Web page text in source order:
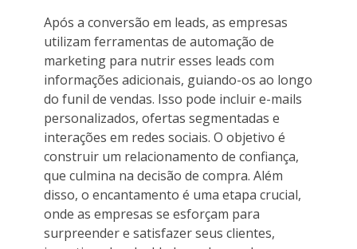
Após a conversão em leads, as empresas
utilizam ferramentas de automação de
marketing para nutrir esses leads com
informações adicionais, guiando-os ao longo
do funil de vendas. Isso pode incluir e-mails
personalizados, ofertas segmentadas e
interações em redes sociais. O objetivo é
construir um relacionamento de confiança,
que culmina na decisão de compra. Além
disso, o encantamento é uma etapa crucial,
onde as empresas se esforçam para
surpreender e satisfazer seus clientes,